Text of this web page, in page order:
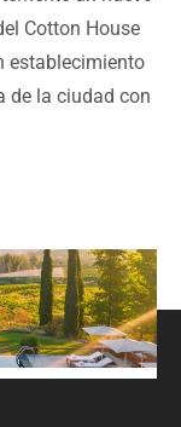
Cotton House
establecimiento
de la ciudad con